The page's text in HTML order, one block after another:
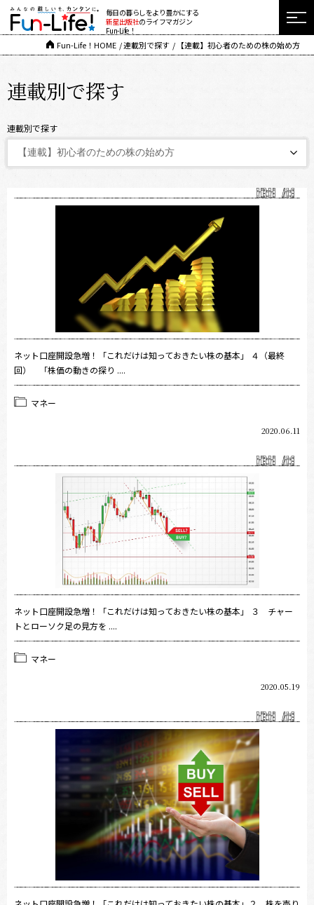
毎日の暮らしをより豊かにする
新星出版社のライフマガジン
Fun-Life！
Fun-Life！HOME 連載別で探す 【連載】初心者のための株の始め方
連載別で探す
連載別で探す
ネット口座開設急増！「これだけは知っておきたい株の基本」 ４（最終
回） 「株価の動きの探り ....
マネー
2020.06.11
ネット口座開設急増！「これだけは知っておきたい株の基本」 ３ チャー
トとローソク足の見方を ....
マネー
2020.05.19